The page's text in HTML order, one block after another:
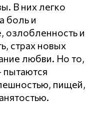
В них легко
боль и
озлобленность и
страх новых
любви. Но то,
пытаются
пищей,